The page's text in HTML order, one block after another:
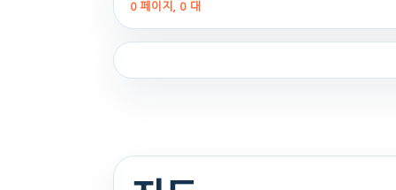
0 페이지, 0 대